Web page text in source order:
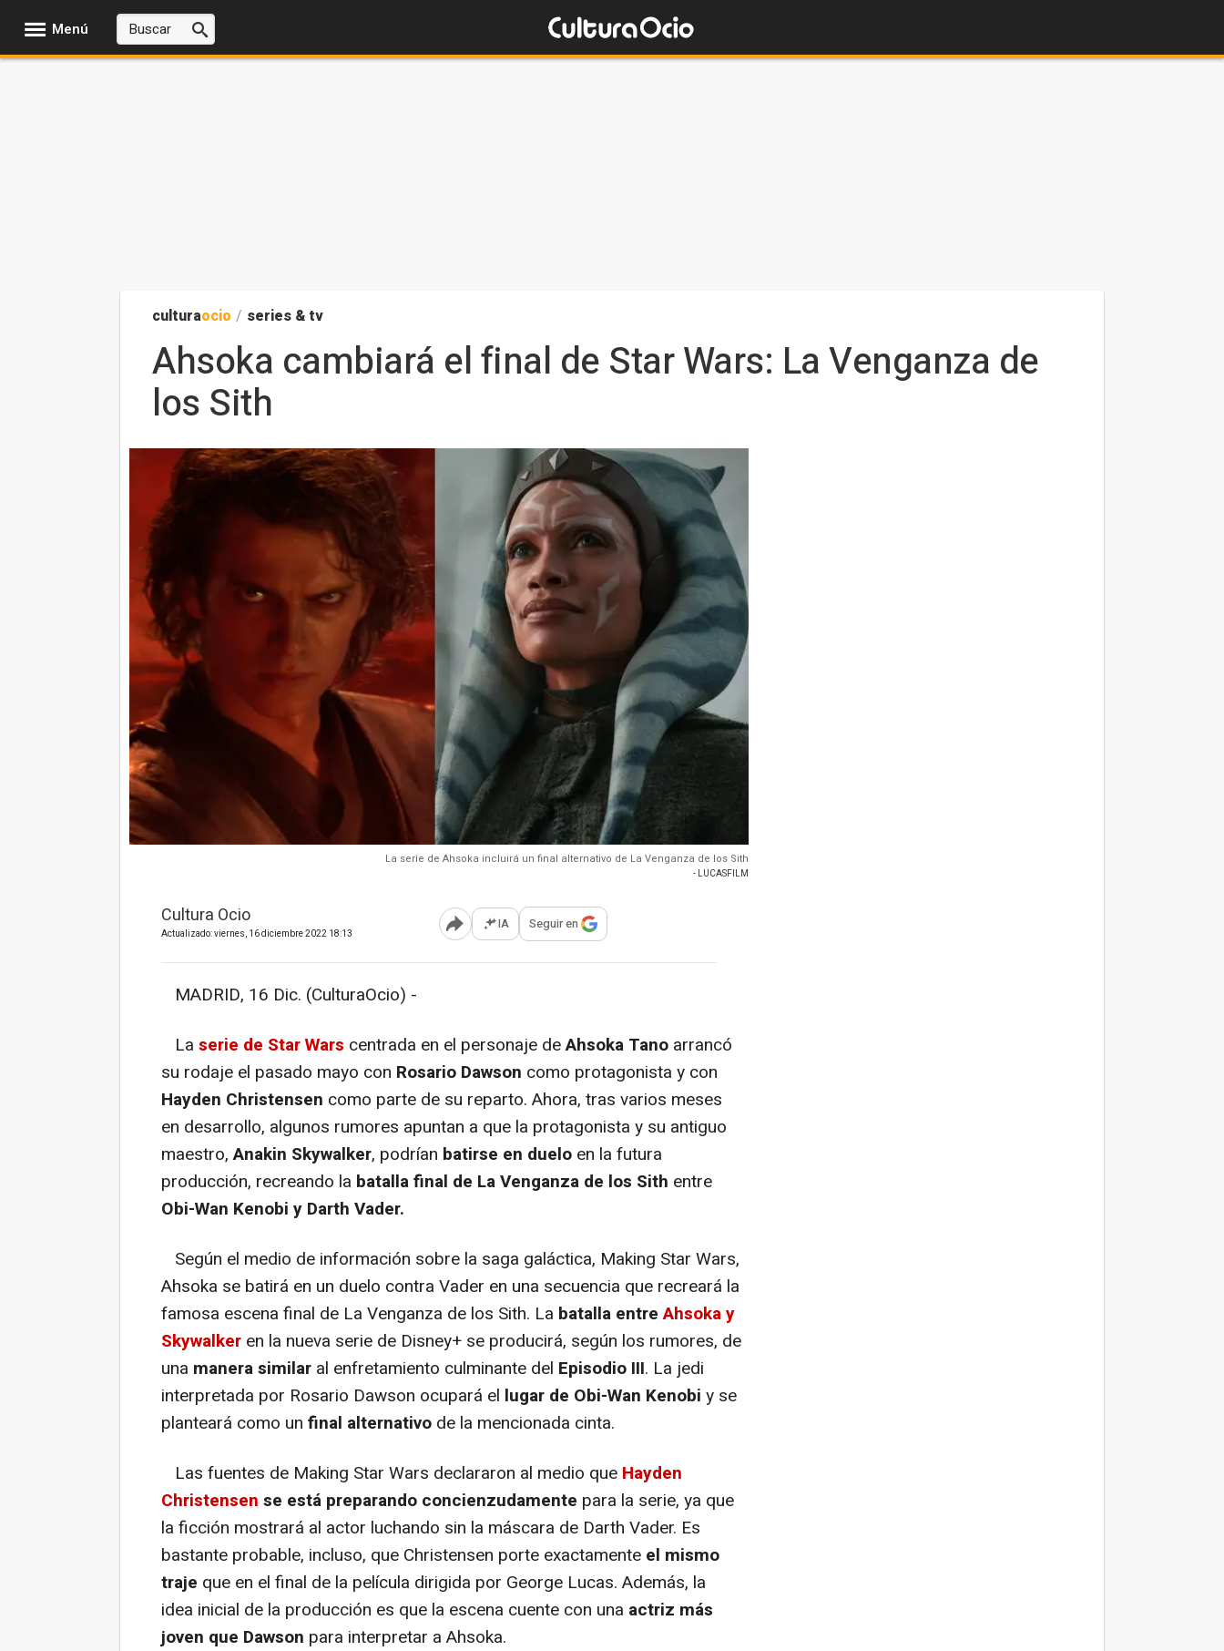
Menú
culturaocio / series & tv
Ahsoka cambiará el final de Star Wars: La Venganza de
los Sith
La serie de Ahsoka incluirá un final alternativo de La Venganza de los Sith
- LUCASFILM
Cultura Ocio
Actualizado: viernes, 16 diciembre 2022 18:13 Abrir opciones para compartir
IA Seguir en
MADRID, 16 Dic. (CulturaOcio) -
La serie de Star Wars centrada en el personaje deAhsoka Tano arrancó
su rodaje el pasado mayo con Rosario Dawson como protagonista y con
Hayden Christensen como parte de su reparto. Ahora, tras varios meses
en desarrollo, algunos rumores apuntan a que la protagonista y su antiguo
maestro,Anakin Skywalker, podrían batirse en duelo en la futura
producción, recreando la batalla final de La Venganza de los Sith entre
Obi-Wan Kenobi y Darth Vader.
Según el medio de información sobre la saga galáctica, Making Star Wars,
Ahsoka se batirá en un duelo contra Vader en una secuencia que recreará la
famosa escena final de La Venganza de los Sith. La batalla entreAhsoka y
Skywalker en la nueva serie de Disney+ se producirá, según los rumores, de
una manera similar al enfretamiento culminante del Episodio III. La jedi
interpretada por Rosario Dawson ocupará el lugar de Obi-Wan Kenobi y se
planteará como un final alternativo de la mencionada cinta.
Las fuentes de Making Star Wars declararon al medio que Hayden
Christensen se está preparando concienzudamente para la serie, ya que
la ficción mostrará al actor luchando sin la máscara de Darth Vader. Es
bastante probable, incluso, que Christensen porte exactamente el mismo
traje que en el final de la película dirigida por George Lucas. Además, la
idea inicial de la producción es que la escena cuente con una actriz más
joven que Dawson para interpretar a Ahsoka.